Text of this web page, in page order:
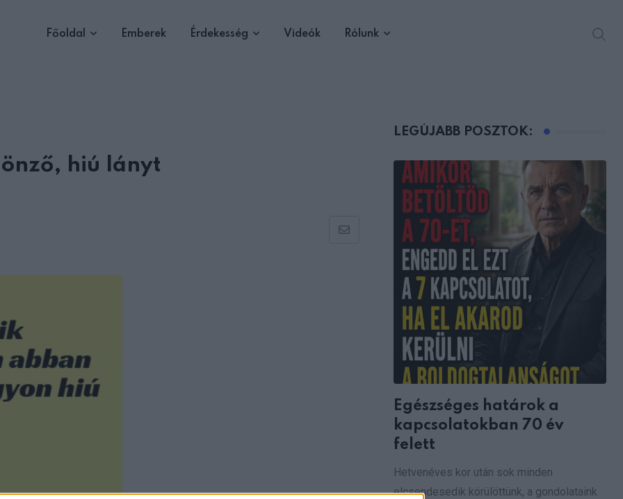
Főoldal Emberek Érdekesség Videók Rólunk
hiú lányt
Share
LEGÚJABB POSZTOK:
Egészséges határok a
kapcsolatokban 70 év
felett
Hetvenéves kor után sok minden
elcsendesedik körülöttünk, a gondolataink